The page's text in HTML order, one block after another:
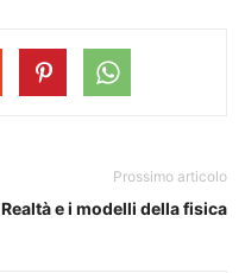
Prossimo articolo
Realtà e i modelli della fisica